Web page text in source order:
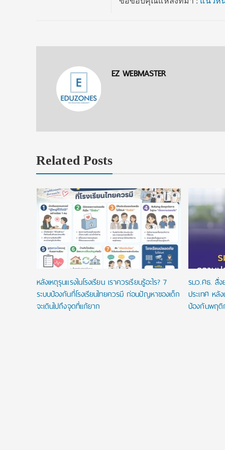
EZ WEBMASTER
Related Posts
หลังเหตุรุนแรงในโรงเรียน เราควรเรียนรู้อะไร? 7
ระบบป้องกันที่โรงเรียนไทยควรมี ก่อนปัญหาของเด็ก
จะเดินไปถึงจุดที่แก้ยาก
รมว.ศธ. สั่ง
ประเทศ หลั
ป้องกันพฤติ